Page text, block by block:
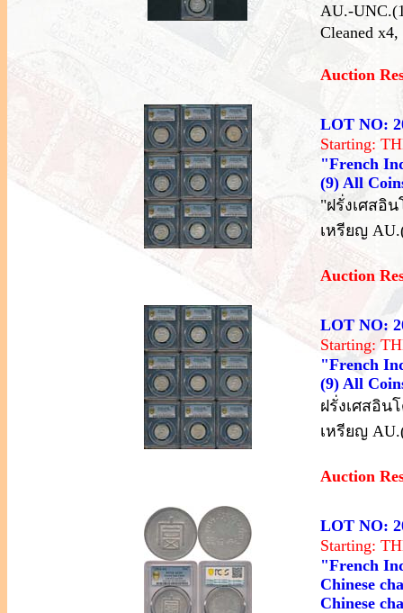
AU.-
Cleaned
Auction
LOT NO:
Starting:
"French
(9) All
"ฝรั่งเศสอิ
เหรียญ
Auction
LOT NO:
Starting:
"French
(9) All
ฝรั่งเศสอิน
เหรียญ
Auction
LOT NO:
Starting:
"French
Chinese
Chinese